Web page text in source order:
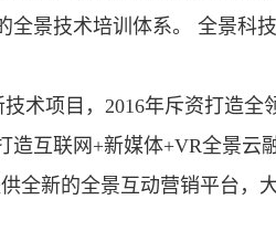
景技术培训体系。 全景科
项目，2016年斥资打造全
互联网+新媒体+VR全景云
全新的全景互动营销平台，